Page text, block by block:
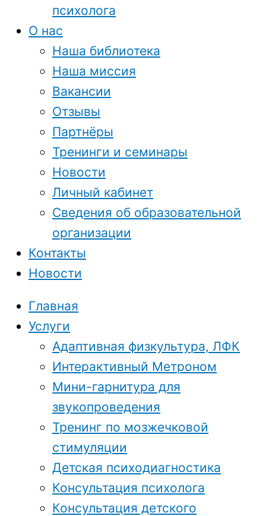
психолога
О нас
Наша библиотека
Наша миссия
Вакансии
Отзывы
Партнёры
Тренинги и семинары
Новости
Личный кабинет
Сведения об образовательной
организации
Контакты
Новости
Главная
Услуги
Адаптивная физкультура, ЛФК
Интерактивный Метроном
Мини-гарнитура для
звукопроведения
Тренинг по мозжечковой
стимуляции
Детская психодиагностика
Консультация психолога
Консультация детского